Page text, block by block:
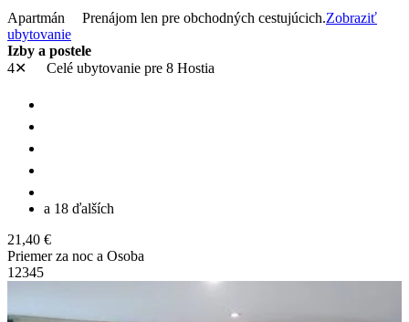
Apartmán Prenájom len pre obchodných cestujúcich.Zobraziť
ubytovanie
Izby a postele
4✕
Celé ubytovanie pre 8 Hostia
a 18 ďalších
21,40 €
Priemer za noc a Osoba
12345